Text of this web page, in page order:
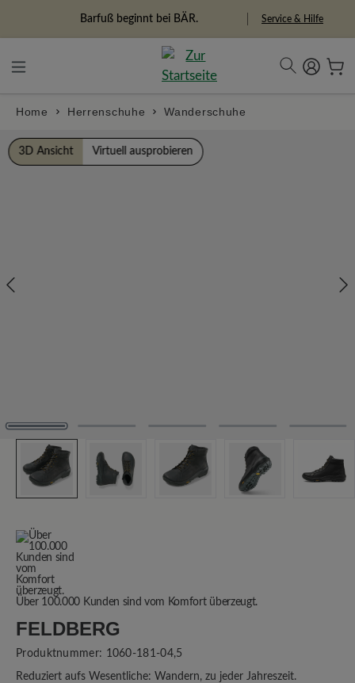
Freiheitspioniere Service & Hilfe
Home Herrenschuhe Wanderschuhe
Bildergalerie überspringen
3D Ansicht Virtuell ausprobieren
Über 100.000 Kunden sind vom Komfort überzeugt.
FELDBERG
Produktnummer: 1060-181-04,5
Reduziert aufs Wesentliche: Wandern, zu jeder Jahreszeit.